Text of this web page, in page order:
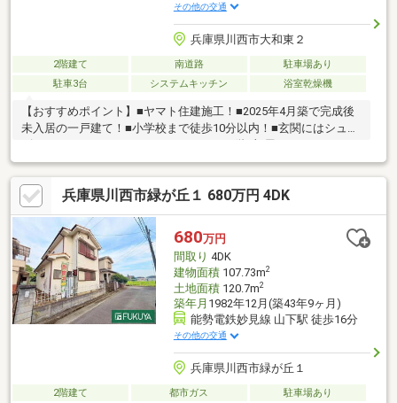
その他の交通
兵庫県川西市大和東２
2階建て 南道路
駐車場あり
駐車3台
システムキッチン 浴室乾燥機
【おすすめポイント】■ヤマト住建施工！■2025年4月築で完成後
未入居の一戸建て！■小学校まで徒歩10分以内！■玄関にはシュー
クロゼットと収納スペースが充実しております！■駐車4台可能
（車種による）で来客時も安心の広々スペース！自転車やバイク
も止めることができます。■LDK約23.4帖にタタミコーナ―もあり
ます！～阪神間北摂で12店舗、東証上場のウィルで安心取引！～
ウィル不動産販売川西営業所は、阪急「川西能勢口」駅から徒歩1
分。駐車場完備、キッズスペースもあるのでぜひご家族皆さまで
お越しください！
兵庫県川西市緑が丘１ 680万円 4DK
680万円
間取り 4DK
建物面積107.73m2
土地面積120.7m2
築年月 1982年12月(築43年9ヶ月)
能勢電鉄妙見線 山下駅 徒歩16分
その他の交通
兵庫県川西市緑が丘１
2階建て 都市ガス
駐車場あり